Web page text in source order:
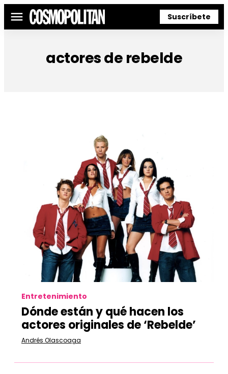
Menú Suscríbete
actores de rebelde
Entretenimiento
Dónde están y qué hacen los
actores originales de ‘Rebelde’
Andrés Olascoaga